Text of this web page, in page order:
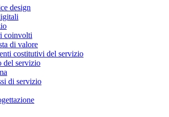
design
coinvolti
di valore
costitutivi del servizio
del servizio
di servizio